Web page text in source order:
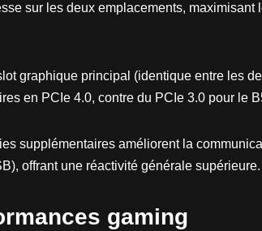
sur les deux emplacements, maximisant
graphique principal (identique entre les
en PCIe 4.0, contre du PCIe 3.0 pour le
supplémentaires améliorent la
offrant une réactivité générale supérieure.
gaming